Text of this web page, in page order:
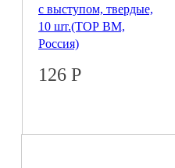
с выступом, твердые,
10 шт.(ТОР BM,
Россия)
126 Р